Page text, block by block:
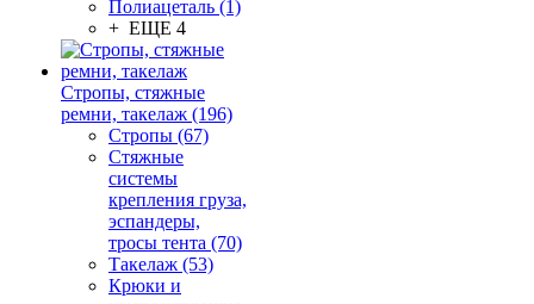
Полиацеталь (1)
+ ЕЩЕ 4
Стропы, стяжные
ремни, такелаж (196)
Стропы (67)
Стяжные
системы
крепления груза,
эспандеры,
тросы тента (70)
Такелаж (53)
Крюки и